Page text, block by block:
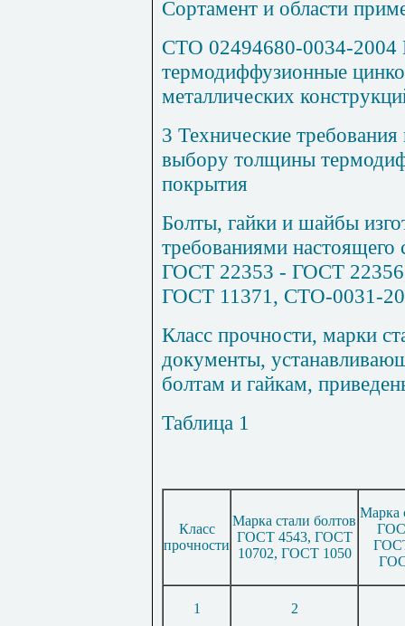
Сортамент и области
СТО 02494680-0034-2004
термодиффузионные
металлических
3 Технические
выбору толщины
покрытия
Болты, гайки и шайбы
требованиями настоящего
ГОСТ 22353 - ГОСТ
ГОСТ 11371, СТО-0031-
Класс прочности, марки
документы,
болтам и гайкам,
Таблица 1
Класс
прочности
Марка стали болтов
ГОСТ 4543, ГОСТ
10702, ГОСТ 1050
Марка
1 2